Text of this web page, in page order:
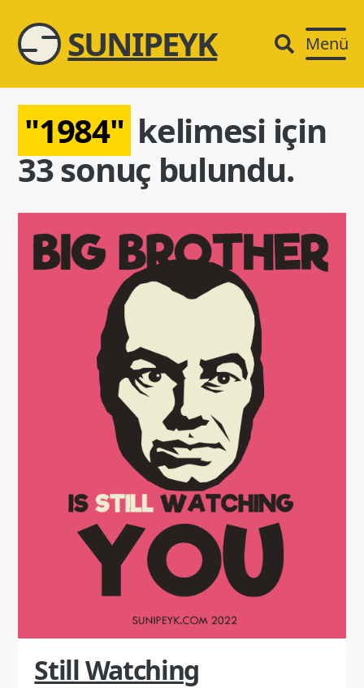
SUNIPEYK Menü
"1984" kelimesi için
33 sonuç bulundu.
Still Watching